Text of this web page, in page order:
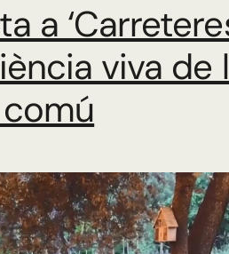
a
viva de